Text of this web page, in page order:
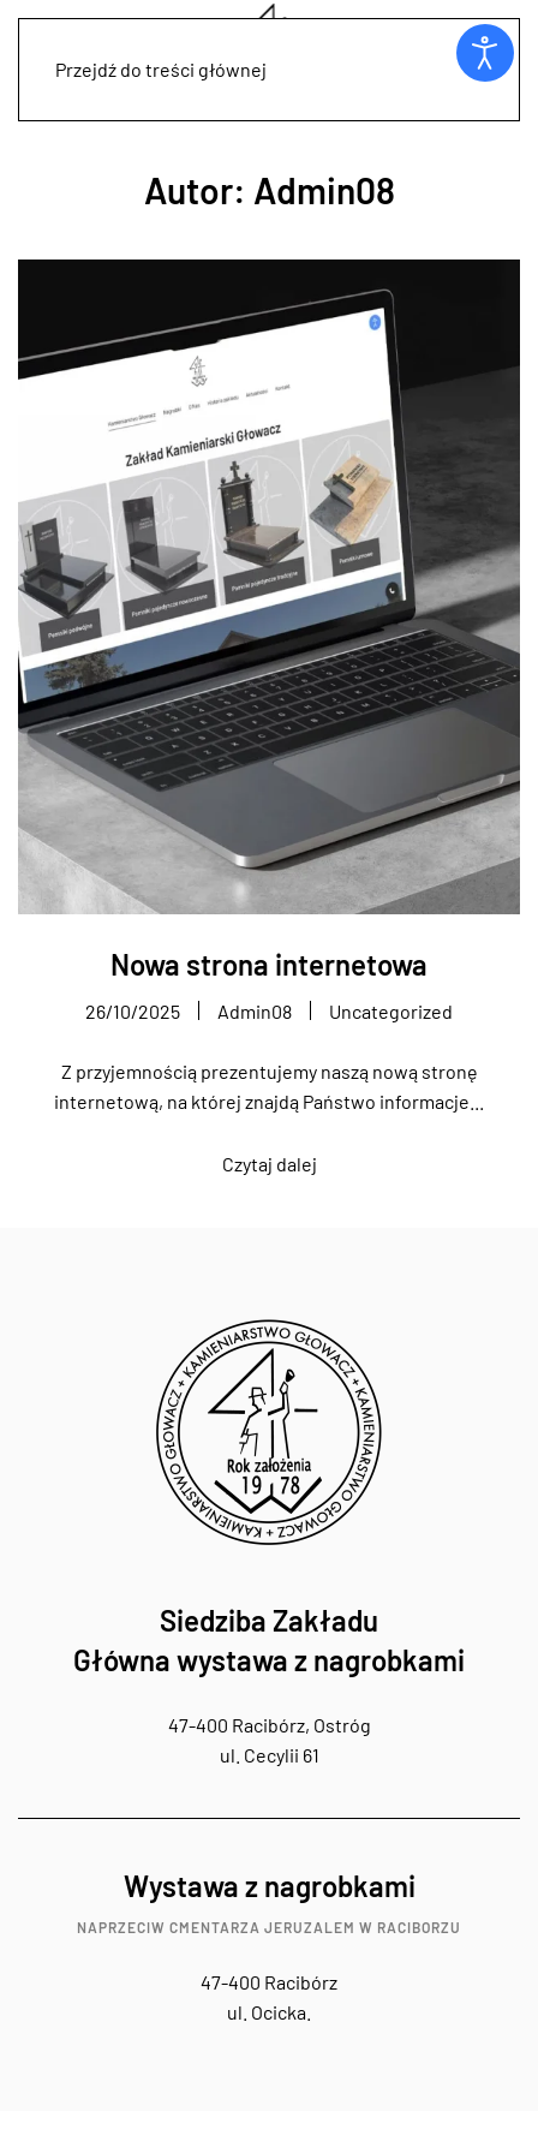
Przejdź do treści głównej
Autor: Admin08
Nowa strona internetowa
26/10/2025 Admin08 Uncategorized
Z przyjemnością prezentujemy naszą nową stronę
internetową, na której znajdą Państwo informacje...
Czytaj dalej
Siedziba Zakładu
Główna wystawa z nagrobkami
47-400 Racibórz, Ostróg
ul. Cecylii 61
Wystawa z nagrobkami
NAPRZECIW CMENTARZA JERUZALEM W RACIBORZU
47-400 Racibórz
ul. Ocicka.